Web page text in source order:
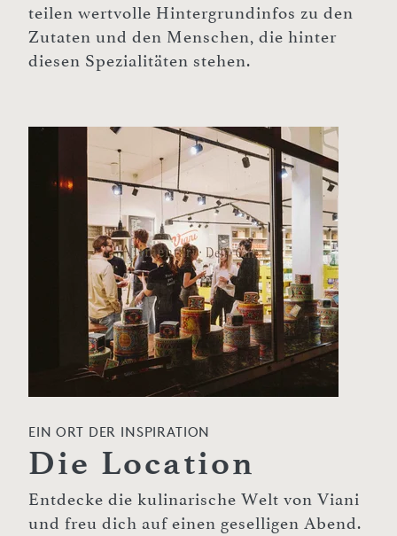
teilen wertvolle Hintergrundinfos zu den
Zutaten und den Menschen, die hinter
diesen Spezialitäten stehen.
EIN ORT DER INSPIRATION
Die Location
Entdecke die kulinarische Welt von Viani
und freu dich auf einen geselligen Abend.